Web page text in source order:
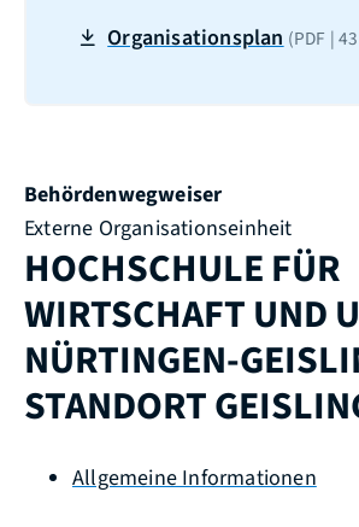
Organisationsplan(PDF | 43
Behördenwegweiser
Externe Organisationseinheit
HOCHSCHULE FÜR
WIRTSCHAFT UND
NÜRTINGEN-
STANDORT
Allgemeine Informationen